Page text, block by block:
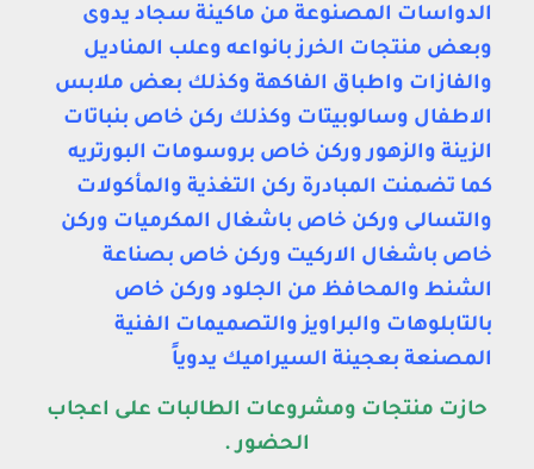
الدواسات المصنوعة من ماكينة سجاد يدوى
وبعض منتجات الخرز بانواعه وعلب المناديل
والفازات واطباق الفاكهة وكذلك بعض ملابس
الاطفال وسالوبيتات وكذلك ركن خاص بنباتات
الزينة والزهور وركن خاص بروسومات البورتريه
كما تضمنت المبادرة ركن التغذية والمأكولات
والتسالى وركن خاص باشغال المكرميات وركن
خاص باشغال الاركيت وركن خاص بصناعة
الشنط والمحافظ من الجلود وركن خاص
بالتابلوهات والبراويز والتصميمات الفنية
المصنعة بعجينة السيراميك يدوياً
حازت منتجات ومشروعات الطالبات على اعجاب
الحضور .